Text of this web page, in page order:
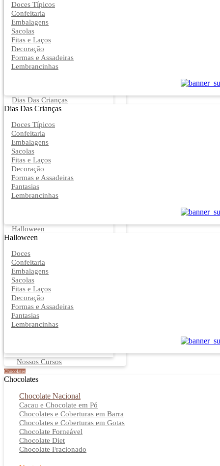
Doces Típicos
Confeitaria
Embalagens
Sacolas
Fitas e Laços
Decoração
Formas e Assadeiras
Lembrancinhas
Dias Das Crianças
Dias Das Crianças
Doces Típicos
Confeitaria
Embalagens
Sacolas
Fitas e Laços
Decoração
Formas e Assadeiras
Fantasias
Lembrancinhas
Halloween
Halloween
Doces
Confeitaria
Embalagens
Sacolas
Fitas e Laços
Decoração
Formas e Assadeiras
Fantasias
Lembrancinhas
Nossos Cursos
Chocolates
Chocolates
Chocolate Nacional
Cacau e Chocolate em Pó
Chocolates e Coberturas em Barra
Chocolates e Coberturas em Gotas
Chocolate Forneável
Chocolate Diet
Chocolate Fracionado